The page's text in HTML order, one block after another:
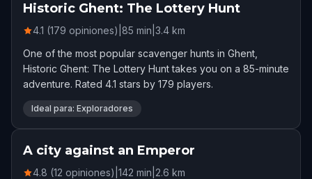
Historic Ghent: The Lottery Hunt
4.1 (179 opiniones) 85 min 3.4 km
One of the most popular scavenger hunts in Ghent,
Historic Ghent: The Lottery Hunt takes you on a 85-minute
adventure. Rated 4.1 stars by 179 players.
Ideal para: Exploradores
A city against an Emperor
4.8 (12 opiniones) 142 min 2.6 km